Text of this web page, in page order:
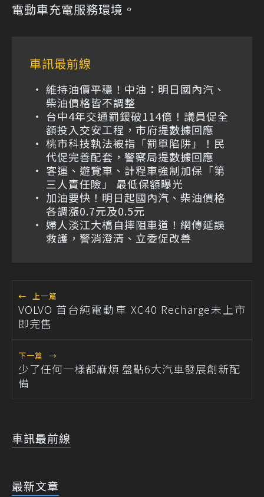
電動車充電服務環境。
車訊最前線
維持油價平穩！中油：明日國內汽、
柴油價格皆不調整
台中4年交通罰鍰破114億！議員促全
額投入交安工程，市府提數據回應
桃市科技執法被指「罰單陷阱」！民
代促完善配套，警察局提數據回應
客運、遊覽車、計程車強制加保「第
三人責任險」 最低保額曝光
加油要快！明日起國內汽、柴油價格
各調漲0.7元及0.5元
婦人淡江大橋自摔阻車道！網傳延誤
救護，警消澄清、立委促改善
← 上一篇
VOLVO 首台純電動車 XC40 Recharge未上市
即完售
下一篇 →
少了任何一樣都麻煩 盤點6大汽車發展創新配
備
車訊最前線
最新文章